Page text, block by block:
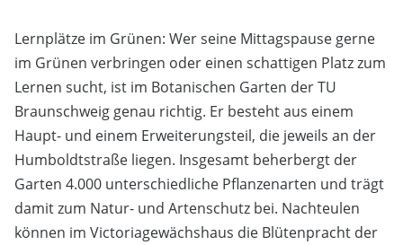
Lernplätze im Grünen: Wer seine Mittagspause gerne
im Grünen verbringen oder einen schattigen Platz zum
Lernen sucht, ist im Botanischen Garten der TU
Braunschweig genau richtig. Er besteht aus einem
Haupt- und einem Erweiterungsteil, die jeweils an der
Humboldtstraße liegen. Insgesamt beherbergt der
Garten 4.000 unterschiedliche Pflanzenarten und trägt
damit zum Natur- und Artenschutz bei. Nachteulen
können im Victoriagewächshaus die Blütenpracht der